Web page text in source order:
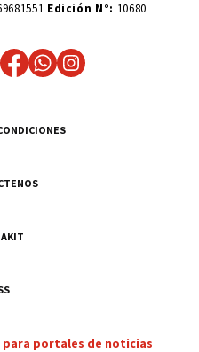
Edición N°: 10680
para portales de noticias